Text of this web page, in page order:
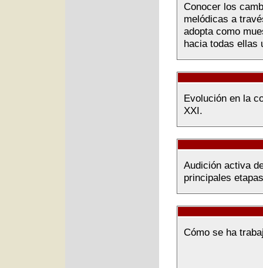
Conocer los
melódicas a
adopta como
hacia todas ellas
Evolución en la
XXI.
Audición activa
principales
Cómo se ha